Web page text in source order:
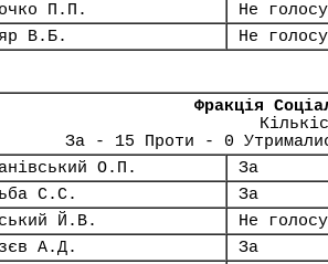
П.П.
Не
В.Б.
Не
Фракція
За - 15 Проти - 0
О.П.
За
С.С.
За
Й.В.
Не
А.Д.
За